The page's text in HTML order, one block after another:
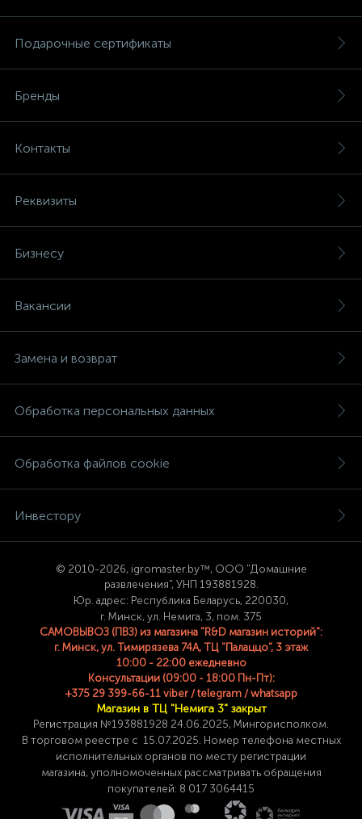
Подарочные сертификаты
Бренды
Контакты
Реквизиты
Бизнесу
Вакансии
Замена и возврат
Обработка персональных данных
Обработка файлов cookie
Инвестору
© 2010-2026, igromaster.by™, ООО "Домашние
развлечения", УНП 193881928.
Юр. адрес: Республика Беларусь, 220030,
г. Минск, ул. Немига, 3, пом. 375
САМОВЫВОЗ (ПВЗ) из магазина "R&D магазин историй":
г. Минск, ул. Тимирязева 74A, ТЦ "Палаццо", 3 этаж
10:00 - 22:00 ежедневно
Консультации (09:00 - 18:00 Пн-Пт):
+375 29 399-66-11 viber / telegram / whatsapp
Магазин в ТЦ "Немига 3" закрыт
Регистрация №193881928 24 .06.2025, Мингорисполком.
В торговом реестре с 15.07.2025. Номер телефона местных
исполнительных органов по месту регистрации
магазина,уполномоченных рассматривать обращения
покупателей: 8 017 3064415